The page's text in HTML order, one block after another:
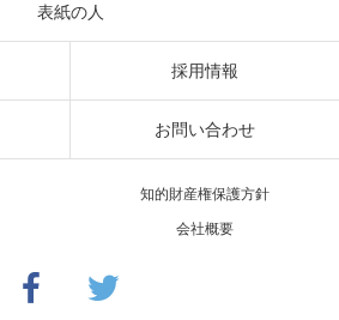
表紙の人
採用情報
お問い合わせ
知的財産権保護方針
会社概要